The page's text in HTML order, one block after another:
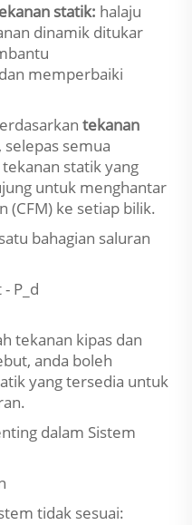
statik: halaju
dinamik ditukar
memperbaiki
tekanan
selepas semua
statik yang
untuk menghantar
(CFM) ke setiap bilik.
bahagian saluran
- P_d
tekanan kipas dan
anda boleh
yang tersedia untuk
dalam Sistem
tidak sesuai: